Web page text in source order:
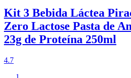
Kit 3 Bebida Láctea
Zero Lactose Pasta de
23g de Proteína 250ml
4.7